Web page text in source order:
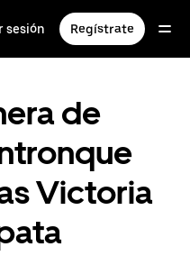
sesión Regístrate
de
Victoria